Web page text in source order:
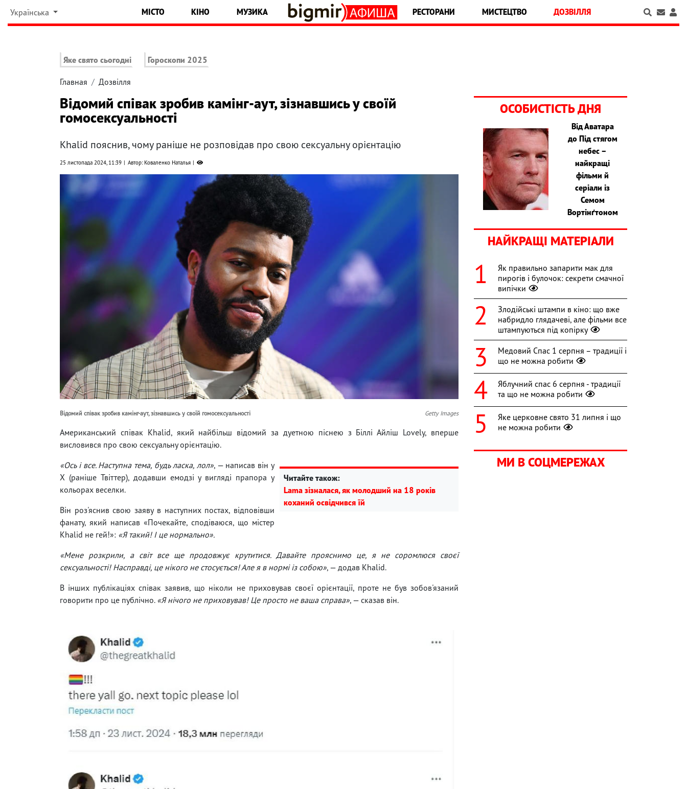
Українська МІСТО КІНО МУЗИКА РЕСТОРАНИ МИСТЕЦТВО ДОЗВІЛЛЯ
Яке свято сьогодні Гороскопи 2025
Главная Дозвілля
Відомий співак зробив камінг-аут, зізнавшись у своїй
гомосексуальності
Khalid пояснив, чому раніше не розповідав про свою сексуальну орієнтацію
25 листопада 2024, 11:39 Автор: Коваленко Наталья
Відомий співак зробив камінг-аут, зізнавшись у своїй гомосексуальності Getty Images
Американський співак Khalid, який найбільш відомий за дуетною піснею з Біллі Айліш Lovely, вперше
висловився про свою сексуальну орієнтацію.
Читайте також:
Lama зізналася, як молодший на 18 років
коханий освідчився їй
«Ось і все. Наступна тема, будь ласка, лол», — написав він у
X (раніше Твіттер), додавши емодзі у вигляді прапора у
кольорах веселки.
Він роз'яснив свою заяву в наступних постах, відповівши
фанату, який написав «Почекайте, сподіваюся, що містер
Khalid не гей!»: «Я такий! І це нормально».
«Мене розкрили, а світ все ще продовжує крутитися. Давайте прояснимо це, я не соромлюся своєї
сексуальності! Насправді, це нікого не стосується! Але я в нормі із собою», — додав Khalid.
В інших публікаціях співак заявив, що ніколи не приховував своєї орієнтації, проте не був зобов'язаний
говорити про це публічно. «Я нічого не приховував! Це просто не ваша справа», — сказав він.
ОСОБИСТІСТЬ ДНЯ
Від Аватара
до Під стягом
небес –
найкращі
фільми й
серіали із
Семом
Вортінґтоном
НАЙКРАЩІ МАТЕРІАЛИ
Як правильно запарити мак для
пирогів і булочок: секрети смачної
випічки
Злодійські штампи в кіно: що вже
набридло глядачеві, але фільми все
штампуються під копірку
Медовий Спас 1 серпня – традиції і
що не можна робити
Яблучний спас 6 серпня - традиції
та що не можна робити
Яке церковне свято 31 липня і що
не можна робити
МИ В СОЦМЕРЕЖАХ